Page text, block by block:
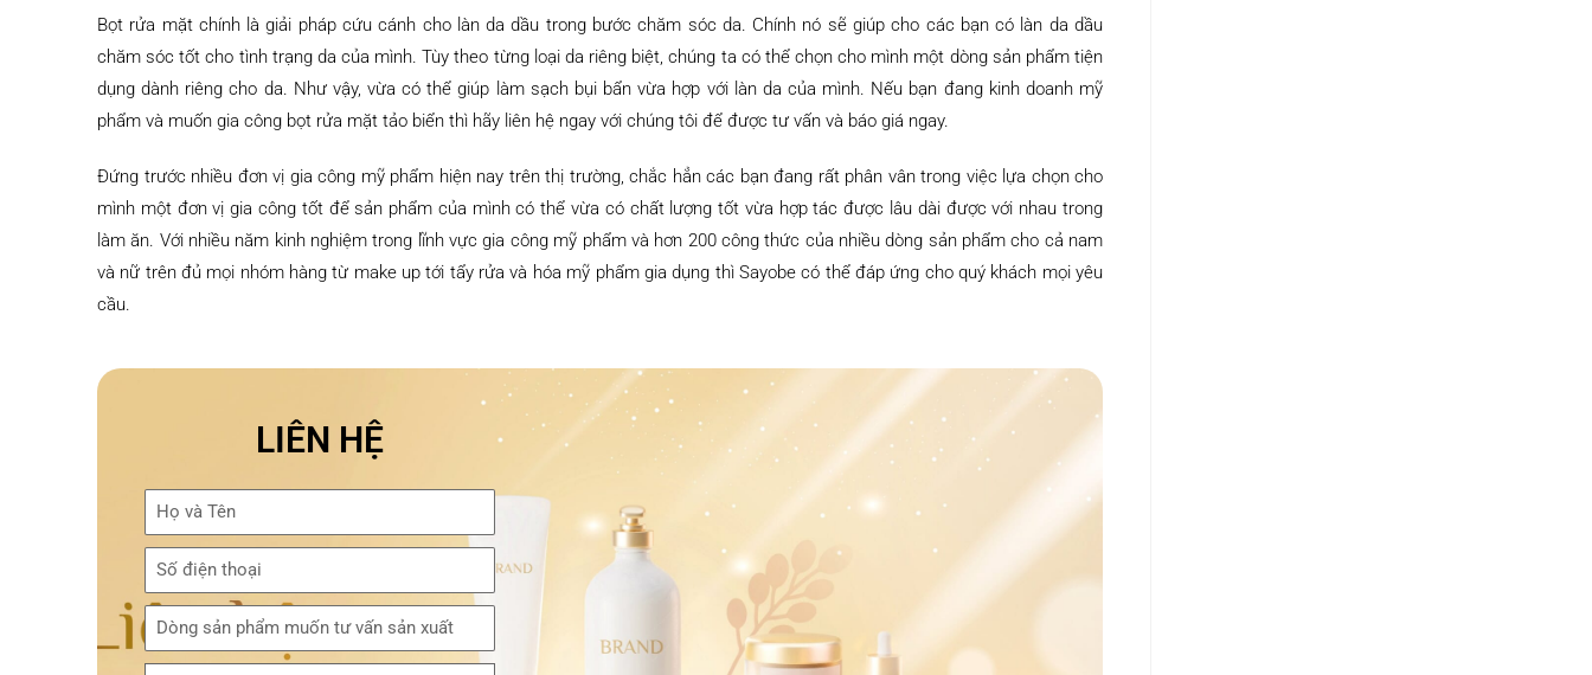
Bọt rửa mặt chính là giải pháp cứu cánh cho làn da dầu trong bước chăm sóc da. Chính nó sẽ giúp cho các bạn có làn da dầu
chăm sóc tốt cho tình trạng da của mình. Tùy theo từng loại da riêng biệt, chúng ta có thể chọn cho mình một dòng sản phẩm tiện
dụng dành riêng cho da. Như vậy, vừa có thể giúp làm sạch bụi bẩn vừa hợp với làn da của mình. Nếu bạn đang kinh doanh mỹ
phẩm và muốn gia công bọt rửa mặt tảo biển thì hãy liên hệ ngay với chúng tôi để được tư vấn và báo giá ngay.
Đứng trước nhiều đơn vị gia công mỹ phẩm hiện nay trên thị trường, chắc hẳn các bạn đang rất phân vân trong việc lựa chọn cho
mình một đơn vị gia công tốt để sản phẩm của mình có thể vừa có chất lượng tốt vừa hợp tác được lâu dài được với nhau trong
làm ăn. Với nhiều năm kinh nghiệm trong lĩnh vực gia công mỹ phẩm và hơn 200 công thức của nhiều dòng sản phẩm cho cả nam
và nữ trên đủ mọi nhóm hàng từ make up tới tẩy rửa và hóa mỹ phẩm gia dụng thì Sayobe có thể đáp ứng cho quý khách mọi yêu
cầu.
LIÊN HỆ